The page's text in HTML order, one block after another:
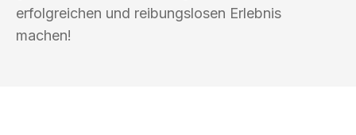
erfolgreichen und reibungslosen Erlebnis
machen!